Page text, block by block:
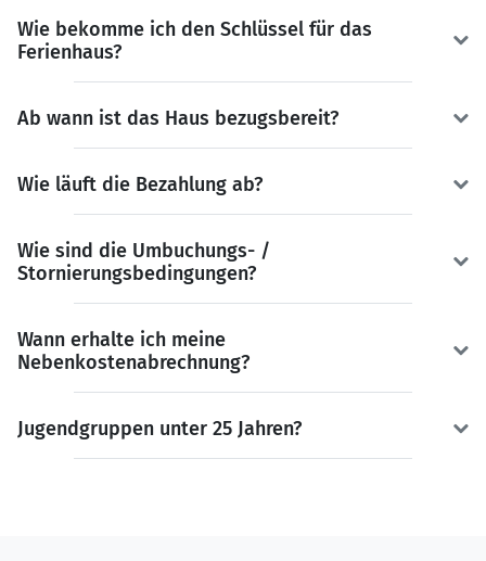
Wie bekomme ich den Schlüssel für das
Ferienhaus?
Ab wann ist das Haus bezugsbereit?
Wie läuft die Bezahlung ab?
Wie sind die Umbuchungs- /
Stornierungsbedingungen?
Wann erhalte ich meine
Nebenkostenabrechnung?
Jugendgruppen unter 25 Jahren?